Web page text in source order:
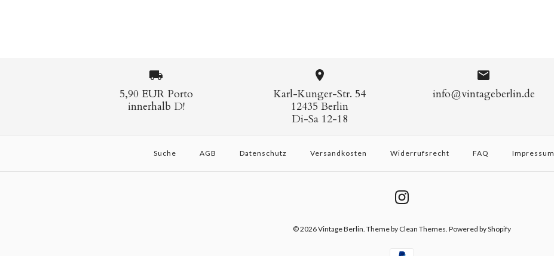
5,90 EUR Porto
innerhalb D!
Karl-Kunger-Str. 54
12435 Berlin
Di-Sa 12-18
info@vintageberlin.de
Suche AGB Datenschutz Versandkosten Widerrufsrecht FAQ Impressum
© 2026Vintage Berlin. Theme by Clean Themes. Powered by Shopify